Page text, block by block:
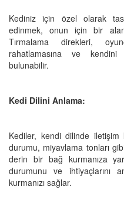
Kediniz için özel olarak
edinmek, onun için bir alan
Tırmalama direkleri,
rahatlamasına ve kendini
bulunabilir.
Kedi Dilini Anlama:
Kediler, kendi dilinde
durumu, miyavlama tonları
derin bir bağ kurmanıza
durumunu ve ihtiyaçlarını
kurmanızı sağlar.